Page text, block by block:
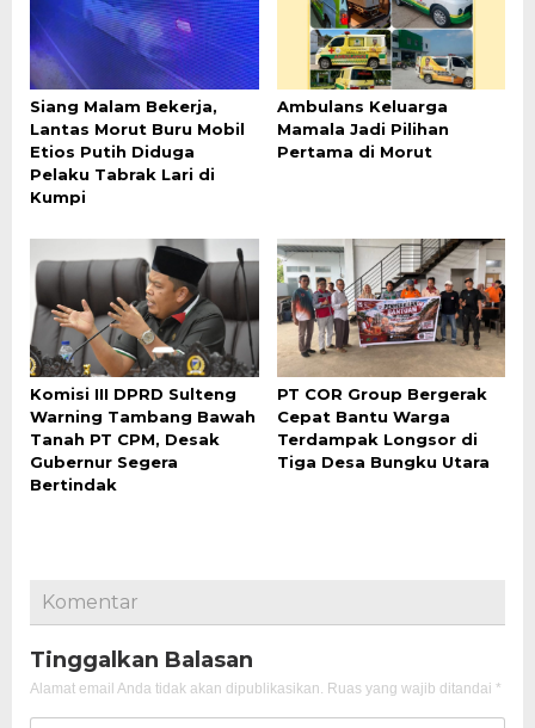
Siang Malam Bekerja,
Lantas Morut Buru Mobil
Etios Putih Diduga
Pelaku Tabrak Lari di
Kumpi
Ambulans Keluarga
Mamala Jadi Pilihan
Pertama di Morut
Komisi III DPRD Sulteng
Warning Tambang Bawah
Tanah PT CPM, Desak
Gubernur Segera
Bertindak
PT COR Group Bergerak
Cepat Bantu Warga
Terdampak Longsor di
Tiga Desa Bungku Utara
Komentar
Tinggalkan Balasan
Alamat email Anda tidak akan dipublikasikan. Ruas yang wajib ditandai *